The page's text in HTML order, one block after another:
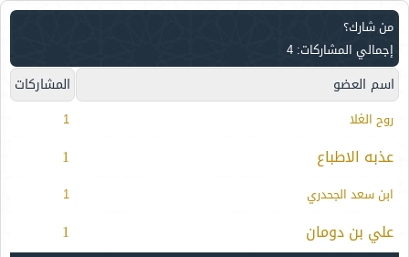
من شارك؟
إجمالي المشاركات: 4
اسم العضو المشاركات
روح الغلا 1
عذبه الاطباع 1
ابن سعد الجحدري 1
علي بن دومان 1